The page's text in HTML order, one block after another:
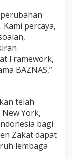
percaya,
Framework,
BAZNAS,”
telah
York,
bagi
Zakat dapat
lembaga